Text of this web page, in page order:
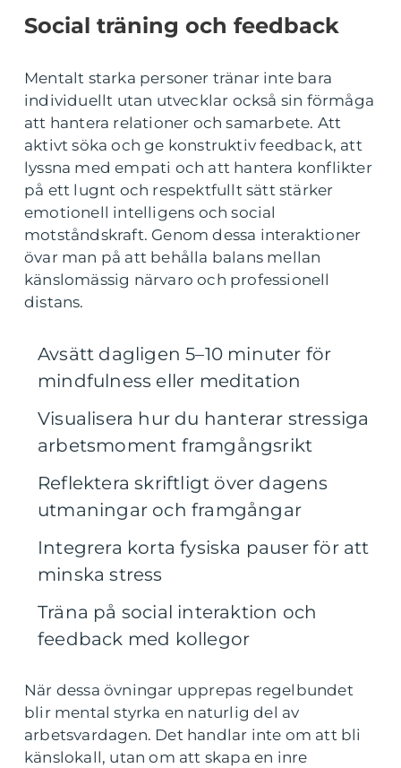
Social träning och feedback
Mentalt starka personer tränar inte bara
individuellt utan utvecklar också sin förmåga
att hantera relationer och samarbete. Att
aktivt söka och ge konstruktiv feedback, att
lyssna med empati och att hantera konflikter
på ett lugnt och respektfullt sätt stärker
emotionell intelligens och social
motståndskraft. Genom dessa interaktioner
övar man på att behålla balans mellan
känslomässig närvaro och professionell
distans.
Avsätt dagligen 5–10 minuter för
mindfulness eller meditation
Visualisera hur du hanterar stressiga
arbetsmoment framgångsrikt
Reflektera skriftligt över dagens
utmaningar och framgångar
Integrera korta fysiska pauser för att
minska stress
Träna på social interaktion och
feedback med kollegor
När dessa övningar upprepas regelbundet
blir mental styrka en naturlig del av
arbetsvardagen. Det handlar inte om att bli
känslokall, utan om att skapa en inre